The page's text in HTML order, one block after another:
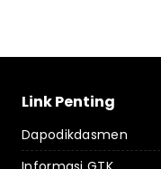
Link Penting
Dapodikdasmen